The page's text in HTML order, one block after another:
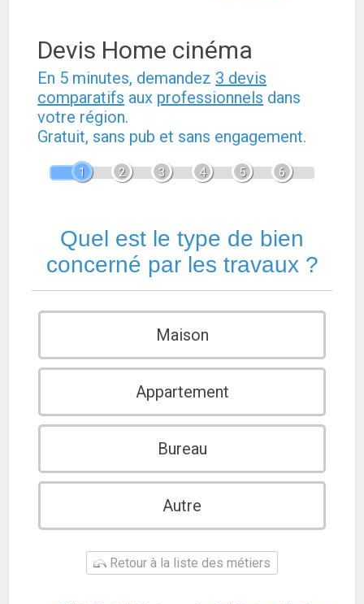
Devis Home cinéma
En 5 minutes, demandez 3 devis
comparatifs aux professionnels dans
votre région.
Gratuit, sans pub et sans engagement.
1 2 3 4 5 6
Quel est le type de bien
concerné par les travaux ?
Maison
Appartement
Bureau
Autre
Retour à la liste des métiers